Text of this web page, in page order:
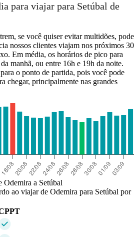
para viajar para Setúbal de
se você quiser evitar multidões, pode
nossos clientes viajam nos próximos 30
Em média, os horários de pico para
manhã, ou entre 16h e 19h da noite.
o ponto de partida, pois você pode
chegar, principalmente nas grandes
Odemira a Setúbal
ao viajar de Odemira para Setúbal por